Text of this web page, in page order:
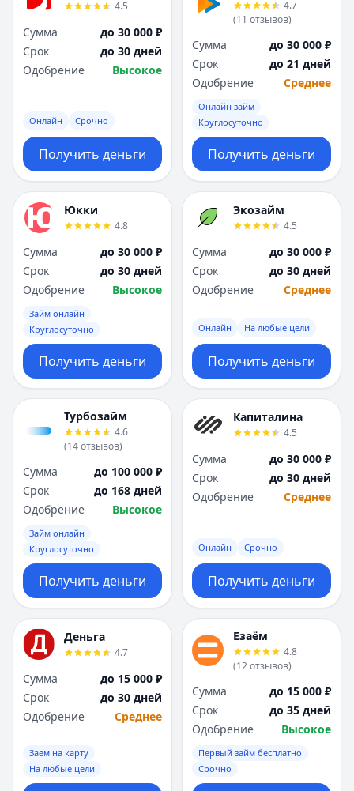
4.5
Сумма
до 30 000 ₽
Срок
до 30 дней
Одобрение
Высокое
Онлайн Срочно
Получить деньги
4.7
(11 отзывов)
Сумма
до 30 000 ₽
Срок
до 21 дней
Одобрение
Среднее
Онлайн займ
Круглосуточно
Получить деньги
Юкки
4.8
Сумма
до 30 000 ₽
Срок
до 30 дней
Одобрение
Высокое
Займ онлайн
Круглосуточно
Получить деньги
Экозайм
4.5
Сумма
до 30 000 ₽
Срок
до 30 дней
Одобрение
Среднее
Онлайн На любые цели
Получить деньги
Турбозайм
4.6
(14отзывов)
Сумма
до 100 000 ₽
Срок
до 168 дней
Одобрение
Высокое
Займ онлайн
Круглосуточно
Получить деньги
Капиталина
4.5
Сумма
до 30 000 ₽
Срок
до 30 дней
Одобрение
Среднее
Онлайн Срочно
Получить деньги
Деньга
4.7
Сумма
до 15 000 ₽
Срок
до 30 дней
Одобрение
Среднее
Заем на карту
На любые цели
Езаём
4.8
(12отзывов)
Сумма
до 15 000 ₽
Срок
до 35 дней
Одобрение
Высокое
Первый займ бесплатно
Срочно